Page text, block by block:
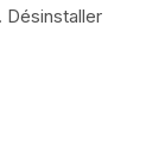
Désinstaller